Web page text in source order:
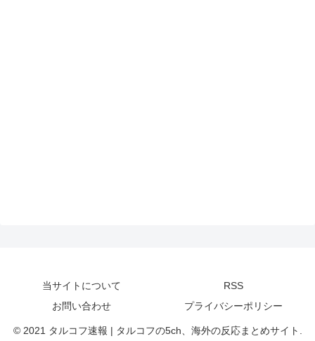
当サイトについて
RSS
お問い合わせ
プライバシーポリシー
© 2021 タルコフ速報 | タルコフの5ch、海外の反応まとめサイト.